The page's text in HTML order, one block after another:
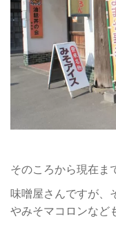
そのころから現在ま
味噌屋さんですが、
やみそマコロンなど